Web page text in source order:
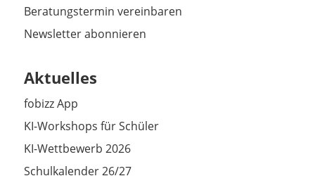
Beratungstermin vereinbaren
Newsletter abonnieren
Aktuelles
fobizz App
KI-Workshops für Schüler
KI-Wettbewerb 2026
Schulkalender 26/27